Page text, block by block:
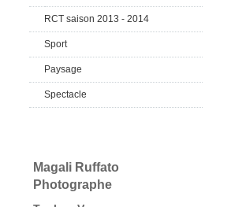
RCT saison 2013 - 2014
Sport
Paysage
Spectacle
Magali Ruffato
Photographe